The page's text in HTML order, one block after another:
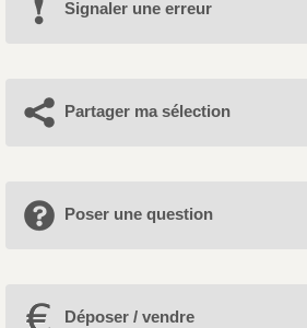
Signaler une erreur
Partager ma sélection
Poser une question
Déposer / vendre